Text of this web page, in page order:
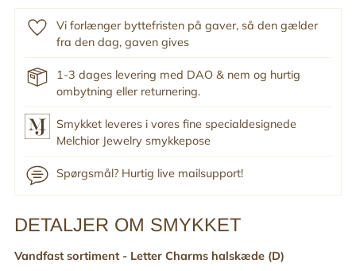
Vi forlænger byttefristen på gaver, så den gælder
fra den dag, gaven gives
1-3 dages levering med DAO & nem og hurtig
ombytning eller returnering.
Smykket leveres i vores fine specialdesignede
Melchior Jewelry smykkepose
Spørgsmål? Hurtig live mailsupport!
Tilføj
til
DETALJER OM SMYKKET
Vandfast sortiment - Letter Charms halskæde (D)